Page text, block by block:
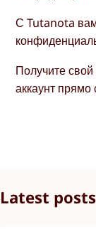
С Tutanota вам
Получите
аккаунт прямо
Latest posts